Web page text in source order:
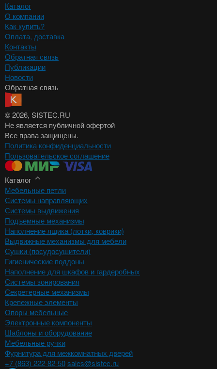
Каталог
О компании
Как купить?
Оплата, доставка
Контакты
Обратная связь
Публикации
Новости
Обратная связь
© 2026, SISTEC.RU
Не является публичной офертой
Все права защищены.
Политика конфиденциальности
Пользовательское соглашение
Каталог
Мебельные петли
Системы направляющих
Системы выдвижения
Подъемные механизмы
Наполнение ящика (лотки, коврики)
Выдвижные механизмы для мебели
Сушки (посудосушители)
Гигиенические поддоны
Наполнение для шкафов и гардеробных
Системы зонирования
Секретерные механизмы
Крепежные элементы
Опоры мебельные
Электронные компоненты
Шаблоны и оборудование
Мебельные ручки
Фурнитура для межкомнатных дверей
+7 (863) 222-82-50sales@sistec.ru